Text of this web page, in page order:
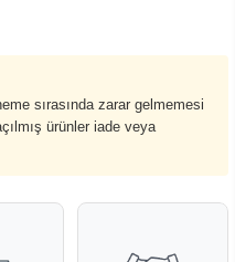
sırasında zarar gelmemesi
ürünler iade veya